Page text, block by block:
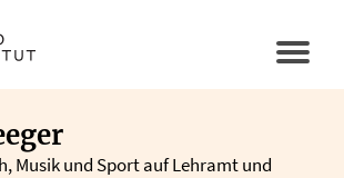
Musik und Sport auf Lehramt und